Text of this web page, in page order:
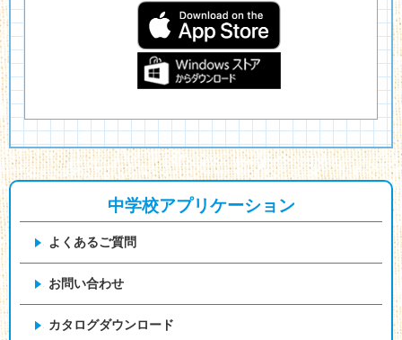
中学校アプリケーション
よくあるご質問
お問い合わせ
カタログダウンロード